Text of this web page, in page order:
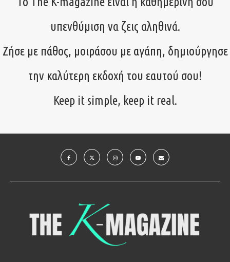
υπενθύμιση να ζεις αληθινά.
Ζήσε με πάθος, μοιράσου με αγάπη, δημιούργησε
την καλύτερη εκδοχή του εαυτού σου!
Keep it simple, keep it real.